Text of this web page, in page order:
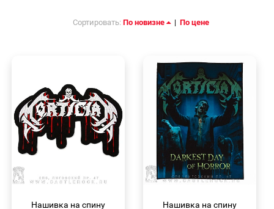
Сортировать: По новизне | По цене
Нашивка на спину
Нашивка на спину